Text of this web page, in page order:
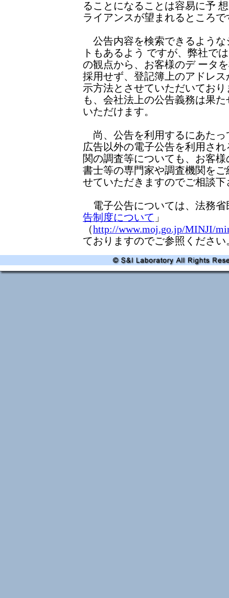
ることになることは容易に予
ライアンスが望まれるところで
公告内容を検索できるような
トもあるよう ですが、弊社で
の観点から、お客様のデ ータ
採用せず、登記簿上のアドレ
示方法とさせていただいてお
も、会社法上の公告義務は果
いただけます。
尚、公告を利用するにあたっ
広告以外の電子公告を利用さ
関の調査等についても、お客
書士等の専門家や調査機関を
せていただきますのでご相談下
電子公告については、法務省
告制度について 」
（http://www.moj.go.jp/MINJI/
ておりますのでご参照ください